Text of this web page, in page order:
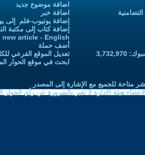
اضافة موضوع جديد
اضافة خبر
إضافة يوتيوب-فلم إلى
إضافة كتاب إلى مكتبة
new article - English
أضف حملة
تعديل الموقع الفرعي
ابحث في موقع الحوار
متاحة للجميع مع الإشارة إلى المصدر
هيئة الادارة لا تعبر بالضرورة عن رأي الحوار